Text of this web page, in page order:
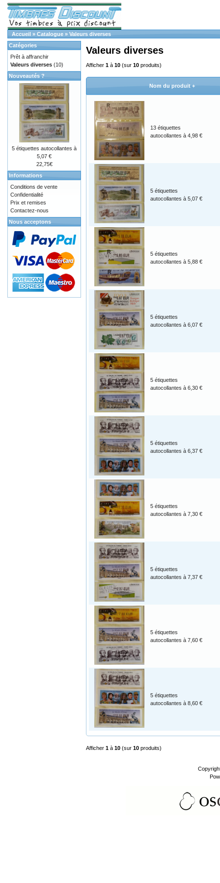
Accueil » Catalogue » Valeurs diverses
Valeurs diverses
Afficher 1 à 10 (sur 10 produits)
Nom du produit +
13 étiquettes
autocollantes à 4,98 €
5 étiquettes
autocollantes à 5,07 €
5 étiquettes
autocollantes à 5,88 €
5 étiquettes
autocollantes à 6,07 €
5 étiquettes
autocollantes à 6,30 €
5 étiquettes
autocollantes à 6,37 €
5 étiquettes
autocollantes à 7,30 €
5 étiquettes
autocollantes à 7,37 €
5 étiquettes
autocollantes à 7,60 €
5 étiquettes
autocollantes à 8,60 €
Afficher 1 à 10 (sur 10 produits)
Catégories
Prêt à affranchir
Valeurs diverses (10)
Nouveautés ?
5 étiquettes autocollantes à
5,07 €
22,75€
Informations
Conditions de vente
Confidentialité
Prix et remises
Contactez-nous
Nous acceptons